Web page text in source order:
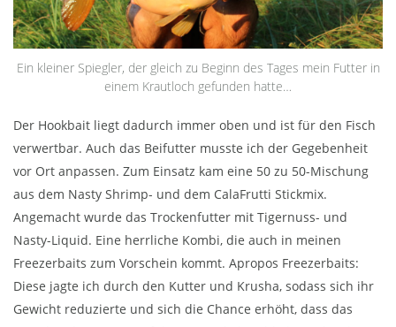
Ein kleiner Spiegler, der gleich zu Beginn des Tages mein Futter in
einem Krautloch gefunden hatte…
Der Hookbait liegt dadurch immer oben und ist für den Fisch
verwertbar. Auch das Beifutter musste ich der Gegebenheit
vor Ort anpassen. Zum Einsatz kam eine 50 zu 50-Mischung
aus dem Nasty Shrimp- und dem CalaFrutti Stickmix.
Angemacht wurde das Trockenfutter mit Tigernuss- und
Nasty-Liquid. Eine herrliche Kombi, die auch in meinen
Freezerbaits zum Vorschein kommt. Apropos Freezerbaits:
Diese jagte ich durch den Kutter und Krusha, sodass sich ihr
Gewicht reduzierte und sich die Chance erhöht, dass das